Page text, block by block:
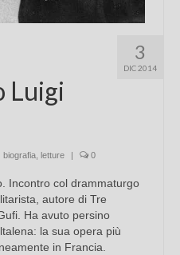
3
DIC 2014
Luigi
biografia letture | 0
Incontro col drammaturgo
autore di Tre
Ha avuto persino
la sua opera più
in Francia.